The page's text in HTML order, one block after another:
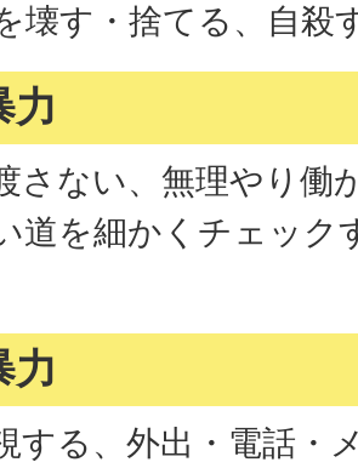
壊す・捨てる、自殺
力
さない、無理やり働
道を細かくチェック
力
する、外出・電話・